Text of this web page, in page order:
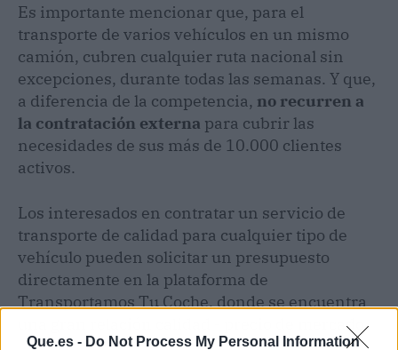
Que.es - Do Not Process My Personal Information
Es importante mencionar que, para el
transporte de varios vehículos en un mismo
camión, cubren cualquier ruta nacional sin
excepciones, durante todas las semanas. Y que,
a diferencia de la competencia, no recurren a
la contratación externa para cubrir las
necesidades de sus más de 10.000 clientes
activos.
Los interesados en contratar un servicio de
transporte de calidad para cualquier tipo de
vehículo pueden solicitar un presupuesto
directamente en la plataforma de
Transportamos Tu Coche, donde se encuentra
una gran relación calidad - precio de mercado.